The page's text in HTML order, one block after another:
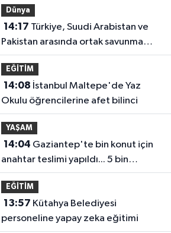
Dünya
14:17
Pakistan arasında ortak savunma
anlaşması imzalandı
EĞİTİM
14:08
Okulu öğrencilerine afet bilinci
YAŞAM
14:04
anahtar teslimi yapıldı... 5 bin
konutluk projeye temel
EĞİTİM
13:57
personeline yapay zeka eğitimi